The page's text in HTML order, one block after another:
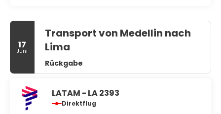
17
Juni
Transport von Medellin nach
Lima
Rückgabe
LATAM - LA 2393
Direktflug